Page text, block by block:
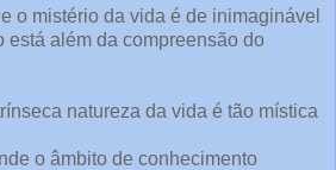
o mistério da vida é de inimaginável
está além da compreensão do
natureza da vida é tão mística
o âmbito de conhecimento